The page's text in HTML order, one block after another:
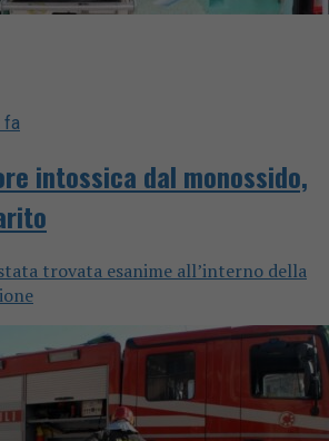
fa
intossica dal monossido,
trovata esanime all’interno della